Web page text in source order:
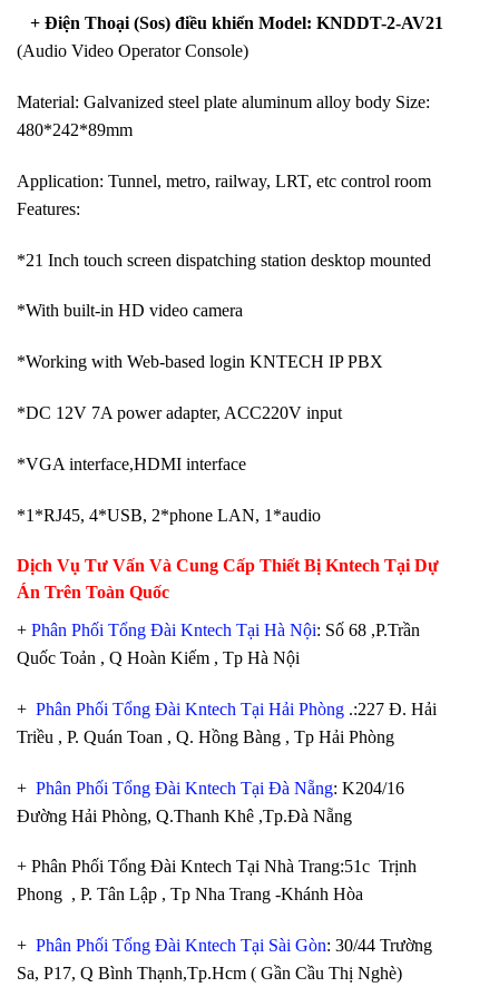
+ Điện Thoại (Sos) điều khiển Model: KNDDT-2-AV21
(Audio Video Operator Console)
Material: Galvanized steel plate aluminum alloy body Size:
480*242*89mm
Application: Tunnel, metro, railway, LRT, etc control room
Features:
*21 Inch touch screen dispatching station desktop mounted
*With built-in HD video camera
*Working with Web-based login KNTECH IP PBX
*DC 12V 7A power adapter, ACC220V input
*VGA interface,HDMI interface
*1*RJ45, 4*USB, 2*phone LAN, 1*audio
Dịch Vụ Tư Vấn Và Cung Cấp Thiết Bị Kntech Tại Dự
Án Trên Toàn Quốc
+ Phân Phối Tổng Đài Kntech Tại Hà Nội: Số 68 ,P.Trần
Quốc Toản , Q Hoàn Kiếm , Tp Hà Nội
+ Phân Phối Tổng Đài Kntech Tại Hải Phòng .:227 Đ. Hải
Triều , P. Quán Toan , Q. Hồng Bàng , Tp Hải Phòng
+ Phân Phối Tổng Đài Kntech Tại Đà Nẵng: K204/16
Đường Hải Phòng, Q.Thanh Khê ,Tp.Đà Nẵng
+ Phân Phối Tổng Đài Kntech Tại Nhà Trang:51c Trịnh
Phong , P. Tân Lập , Tp Nha Trang -Khánh Hòa
+ Phân Phối Tổng Đài Kntech Tại Sài Gòn: 30/44 Trường
Sa, P17, Q Bình Thạnh,Tp.Hcm ( Gần Cầu Thị Nghè)